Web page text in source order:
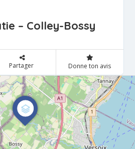
– Colley-Bossy
Partager Donne ton avis